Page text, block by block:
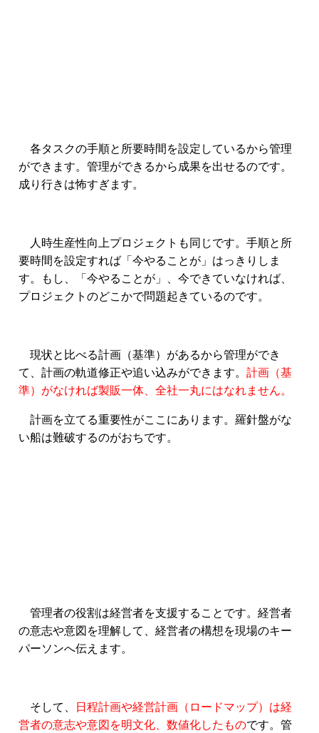
各タスクの手順と所要時間を設定しているから管理
ができます。管理ができるから成果を出せるのです。
成り行きは怖すぎます。
人時生産性向上プロジェクトも同じです。手順と所
要時間を設定すれば「今やることが」はっきりしま
す。
もし、「今やることが」、今できていなければ、
プロジェクトのどこかで問題起きているのです。
現状と比べる計画（基準）があるから管理ができ
て、計画の軌道修正や追い込みができます。計画（基
準）がなければ製販一体、全社一丸にはなれません。
計画を立てる重要性がここにあります。羅針盤がな
い船は難破するのがおちです。
管理者の役割は経営者を支援することです。経営者
の意志や意図を理解して、経営者の構想を現場のキー
パーソンへ伝えます。
そして、
日程計画や経営計画（ロードマップ）は経
営者の意志や意図を明文化、数値化したものです。管